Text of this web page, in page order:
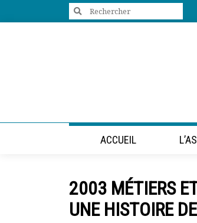
Statuts de l’association
Vie de l’association
Search
ACCUEIL
2003 MÉTIERS
UNE HISTOIRE